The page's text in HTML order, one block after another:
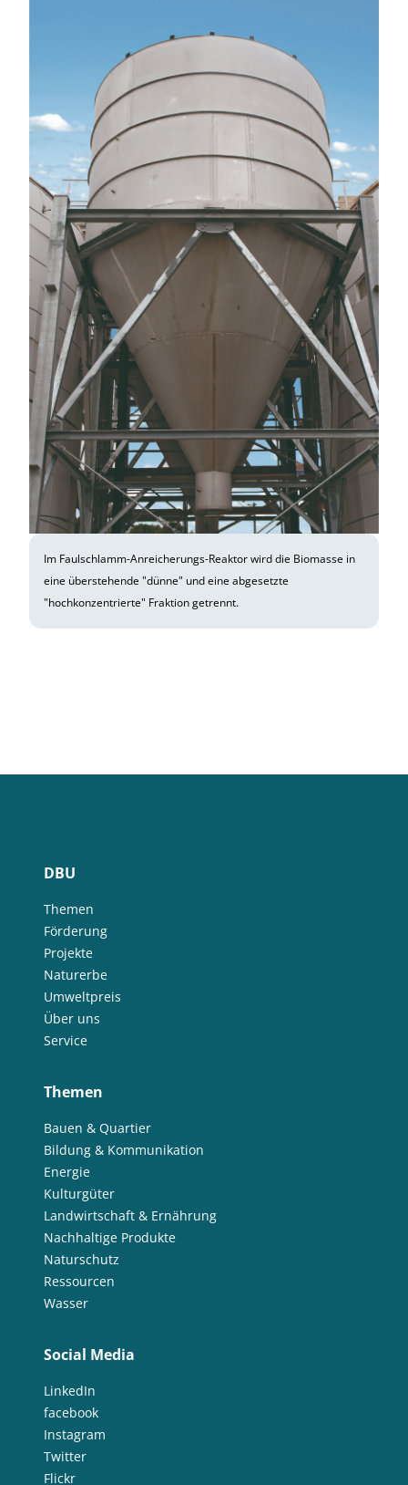
Im Faulschlamm-Anreicherungs-Reaktor wird die Biomasse in
eine überstehende "dünne" und eine abgesetzte
"hochkonzentrierte" Fraktion getrennt.
DBU
Themen
Förderung
Projekte
Naturerbe
Umweltpreis
Über uns
Service
Themen
Bauen & Quartier
Bildung & Kommunikation
Energie
Kulturgüter
Landwirtschaft & Ernährung
Nachhaltige Produkte
Naturschutz
Ressourcen
Wasser
Social Media
LinkedIn
facebook
Instagram
Twitter
Flickr